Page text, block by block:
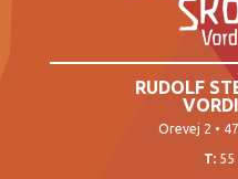
RUDOLF
Orevej 2 •
T: 55